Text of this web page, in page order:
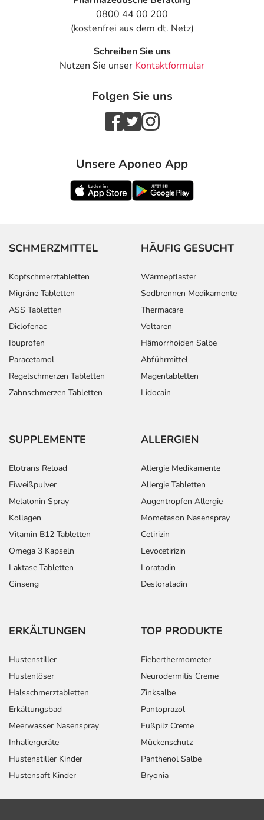
0800 44 00 200
(kostenfrei aus dem dt. Netz)
Schreiben Sie uns
Nutzen Sie unser Kontaktformular
Folgen Sie uns
Unsere Aponeo App
SCHMERZMITTEL
Kopfschmerztabletten
Migräne Tabletten
ASS Tabletten
Diclofenac
Ibuprofen
Paracetamol
Regelschmerzen Tabletten
Zahnschmerzen Tabletten
HÄUFIG GESUCHT
Wärmepflaster
Sodbrennen Medikamente
Thermacare
Voltaren
Hämorrhoiden Salbe
Abführmittel
Magentabletten
Lidocain
SUPPLEMENTE
Elotrans Reload
Eiweißpulver
Melatonin Spray
Kollagen
Vitamin B12 Tabletten
Omega 3 Kapseln
Laktase Tabletten
Ginseng
ALLERGIEN
Allergie Medikamente
Allergie Tabletten
Augentropfen Allergie
Mometason Nasenspray
Cetirizin
Levocetirizin
Loratadin
Desloratadin
ERKÄLTUNGEN
Hustenstiller
Hustenlöser
Halsschmerztabletten
Erkältungsbad
Meerwasser Nasenspray
Inhaliergeräte
Hustenstiller Kinder
Hustensaft Kinder
TOP PRODUKTE
Fieberthermometer
Neurodermitis Creme
Zinksalbe
Pantoprazol
Fußpilz Creme
Mückenschutz
Panthenol Salbe
Bryonia